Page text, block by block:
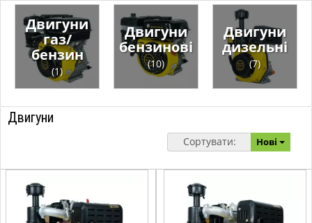
Двигуни
газ/
бензин
(1)
Двигуни
бензинові
(10)
Двигуни
дизельні
(7)
Двигуни
Сортувати: Нові